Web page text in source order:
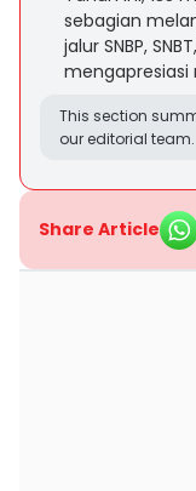
sebagian
jalur SNBP,
This section
our editorial team.
Share Article